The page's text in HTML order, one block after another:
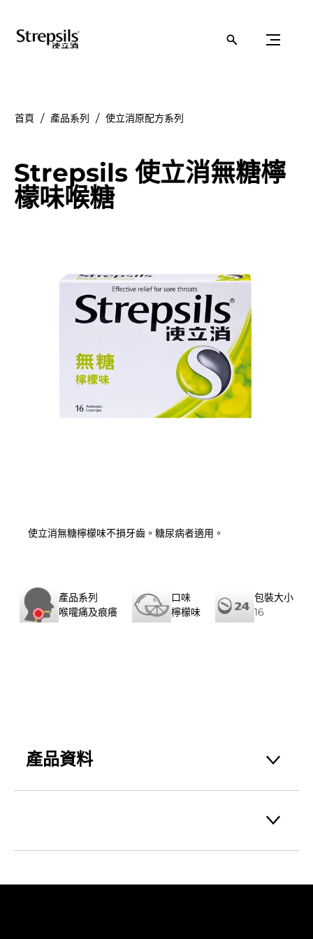
首頁 產品系列 使立消原配方系列
Strepsils 使立消無糖檸
檬味喉糖
使立消無糖檸檬味不損牙齒。糖尿病者適用。
產品系列
喉嚨痛及痕癢
口味
檸檬味
包裝大小
16
產品資料
含有抗菌成份，能幫助消除喉嚨痛。兒童及成
EA_0331829